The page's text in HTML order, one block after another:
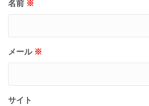
名前 ※
メール ※
サイト